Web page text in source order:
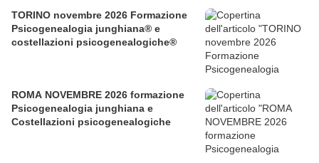
TORINO novembre 2026 Formazione
Psicogenealogia junghiana® e
costellazioni psicogenealogiche®
ROMA NOVEMBRE 2026 formazione
Psicogenealogia junghiana e
Costellazioni psicogenealogiche